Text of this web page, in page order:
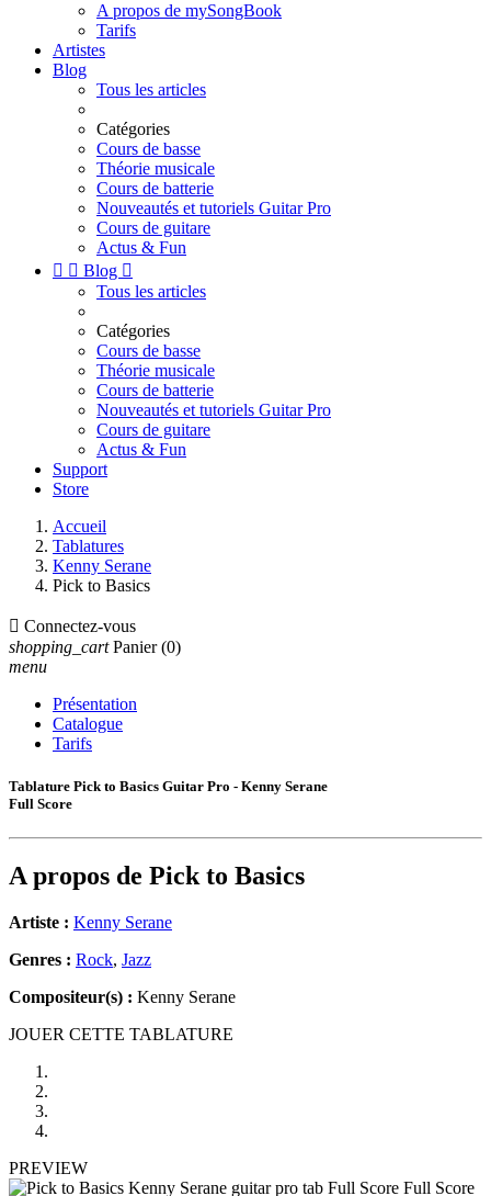
A propos de mySongBook
Tarifs
Artistes
Blog
Tous les articles
Catégories
Cours de basse
Théorie musicale
Cours de batterie
Nouveautés et tutoriels Guitar Pro
Cours de guitare
Actus & Fun
  Blog 
Tous les articles
Catégories
Cours de basse
Théorie musicale
Cours de batterie
Nouveautés et tutoriels Guitar Pro
Cours de guitare
Actus & Fun
Support
Store
Accueil
Tablatures
Kenny Serane
Pick to Basics
 Connectez-vous
shopping_cart Panier (0)
menu
Présentation
Catalogue
Tarifs
Tablature Pick to Basics Guitar Pro - Kenny Serane
Full Score
A propos de Pick to Basics
Artiste : Kenny Serane
Genres : Rock, Jazz
Compositeur(s) : Kenny Serane
JOUER CETTE TABLATURE
PREVIEW